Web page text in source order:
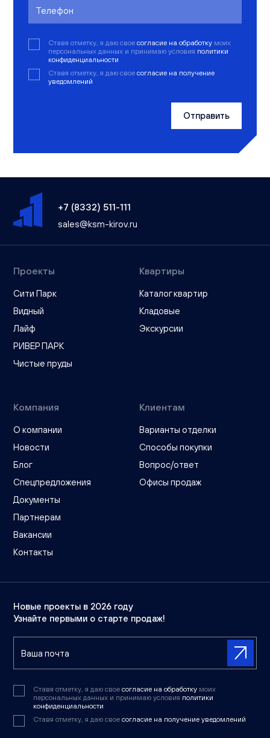
Ставя отметку, я даю свое согласие на обработку моих
персональных данных и принимаю условия политики
конфиденциальности
Ставя отметку, я даю свое согласие на получение
уведомлений
Отправить
+7 (8332) 511-111
sales@ksm-kirov.ru
Проекты
Сити Парк
Видный
Лайф
РИВЕР ПАРК
Чистые пруды
Квартиры
Каталог квартир
Кладовые
Экскурсии
Компания
О компании
Новости
Блог
Спецпредложения
Документы
Партнерам
Вакансии
Контакты
Клиентам
Варианты отделки
Способы покупки
Вопрос/ответ
Офисы продаж
Новые проекты в 2026 году
Узнайте первыми о старте продаж!
Ставя отметку, я даю свое согласие на обработку моих
персональных данных и принимаю условия политики
конфиденциальности
Ставя отметку, я даю свое согласие на получение уведомлений